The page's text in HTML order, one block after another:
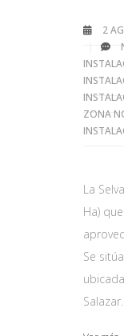
2
ZONA
La
Ha)
Se
Salazar.